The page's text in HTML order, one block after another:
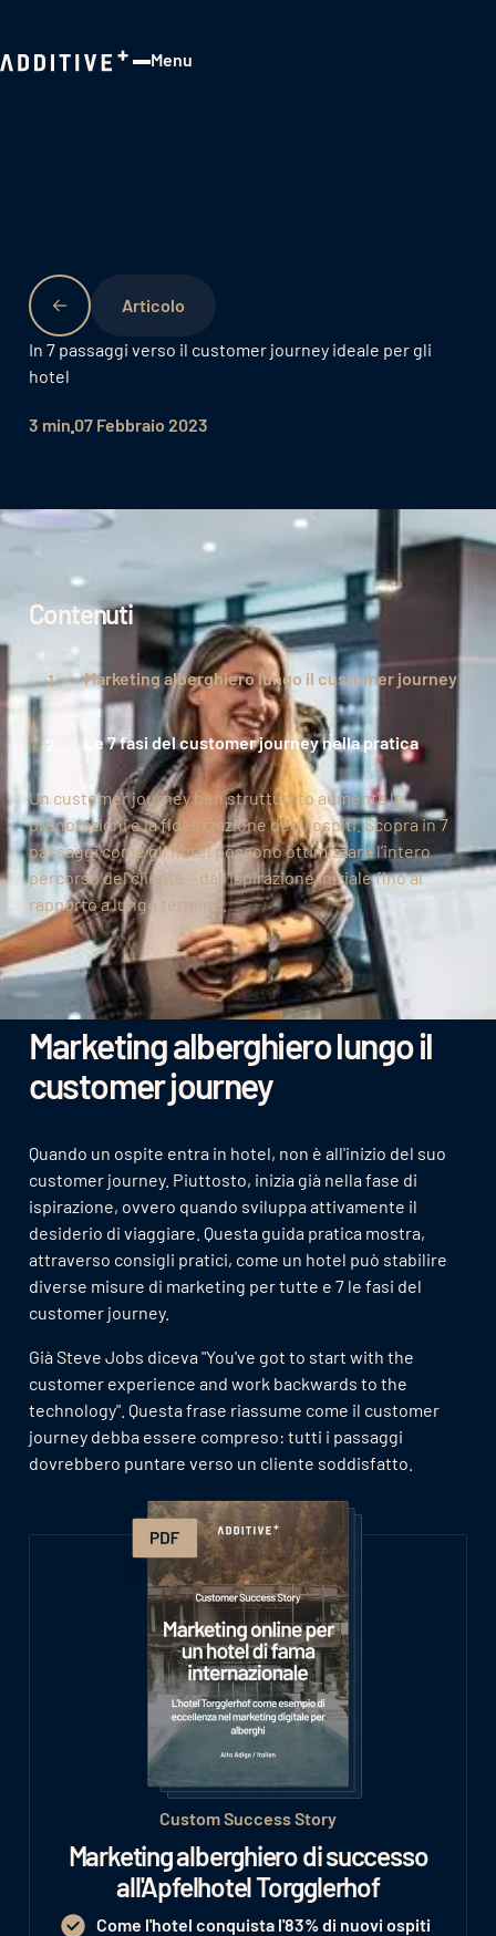
Menu
In 7 passaggi verso il customer journey ideale per gli
hotel
3 min 07 Febbraio 2023
Un customer journey ben strutturato aumenta le
prenotazioni e la fidelizzazione degli ospiti. Scopra in 7
passaggi come gli hotel possono ottimizzare l’intero
percorso del cliente – dall’ispirazione iniziale fino al
rapporto a lungo termine.
Marketing alberghiero lungo il
customer journey
Quando un ospite entra in hotel, non è all'inizio del suo
customer journey. Piuttosto, inizia già nella fase di
ispirazione, ovvero quando sviluppa attivamente il
desiderio di viaggiare. Questa guida pratica mostra,
attraverso consigli pratici, come un hotel può stabilire
diverse misure di marketing per tutte e 7 le fasi del
customer journey.
Già Steve Jobs diceva "You've got to start with the
customer experience and work backwards to the
technology". Questa frase riassume come il customer
journey debba essere compreso: tutti i passaggi
dovrebbero puntare verso un cliente soddisfatto.
Contenuti
Marketing alberghiero lungo il customer journey
Le 7 fasi del customer journey nella pratica
Custom Success Story
Marketing alberghiero di successo
all'Apfelhotel Torgglerhof
Come l'hotel conquista l'83% di nuovi ospiti